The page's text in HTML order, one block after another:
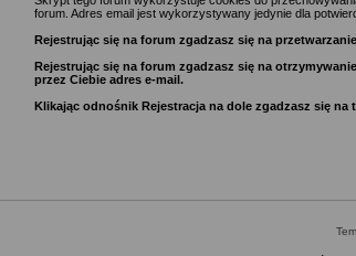
forum. Adres email jest wykorzystywany jedynie dla
Rejestrując się na forum zgadzasz się na
Rejestrując się na forum zgadzasz się na
przez Ciebie adres e-mail.
Klikając odnośnik Rejestracja na dole zgadzasz się na